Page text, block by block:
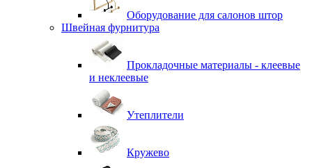
Оборудование для салонов штор
Швейная фурнитура
Прокладочные материалы - клеевые
и неклеевые
Утеплители
Кружево